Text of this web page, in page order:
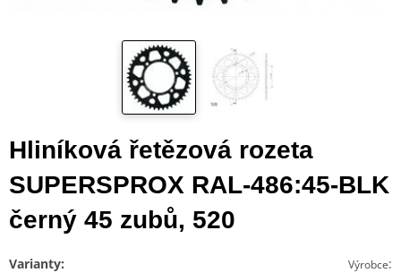
Hliníková řetězová rozeta
SUPERSPROX RAL-486:45-BLK
černý 45 zubů, 520
Výrobce:
Varianty: